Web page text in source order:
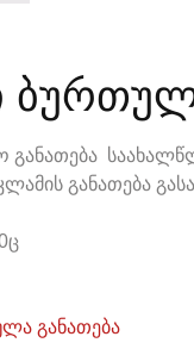
განათება
განათება
განათება